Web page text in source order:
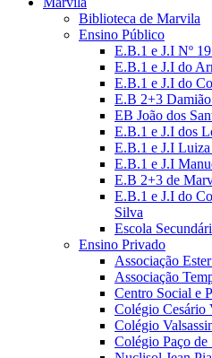
Biblioteca de Marvila
Ensino Público
E.B.1 e J.I Nº
E.B.1 e J.I do
E.B.1 e J.I do
E.B 2+3
EB João dos
E.B.1 e J.I dos
E.B.1 e J.I
E.B.1 e J.I
E.B 2+3 de
E.B.1 e J.I do
Silva
Escola
Ensino Privado
Associação
Associação
Centro Social e
Colégio Cesário
Colégio
Colégio Paço de